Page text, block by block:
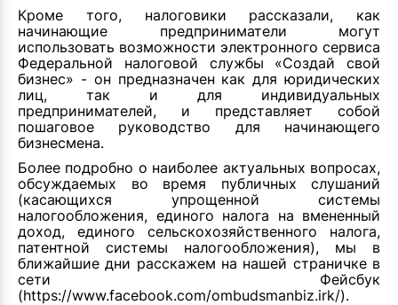
Кроме того, налоговики рассказали, как
начинающие предприниматели могут
использовать возможности электронного сервиса
Федеральной налоговой службы «Создай свой
бизнес» - он предназначен как для юридических
лиц, так и для индивидуальных
предпринимателей, и представляет собой
пошаговое руководство для начинающего
бизнесмена.
Более подробно о наиболее актуальных вопросах,
обсуждаемых во время публичных слушаний
(касающихся упрощенной системы
налогообложения, единого налога на вмененный
доход, единого сельскохозяйственного налога,
патентной системы налогообложения), мы в
ближайшие дни расскажем на нашей страничке в
сети Фейсбук
(https://www.facebook.com/ombudsmanbiz.irk/).